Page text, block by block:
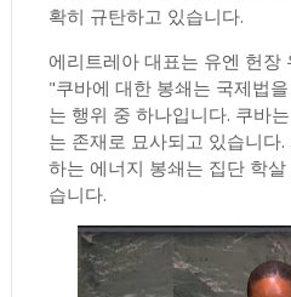
확히 규탄하고 있습니다.
에리트레아 대표는 유엔 헌장
"쿠바에 대한 봉쇄는 국제법
는 행위 중 하나입니다. 쿠바
는 존재로 묘사되고 있습니다
하는 에너지 봉쇄는 집단 학
습니다.